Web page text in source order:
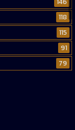
118
115
91
79